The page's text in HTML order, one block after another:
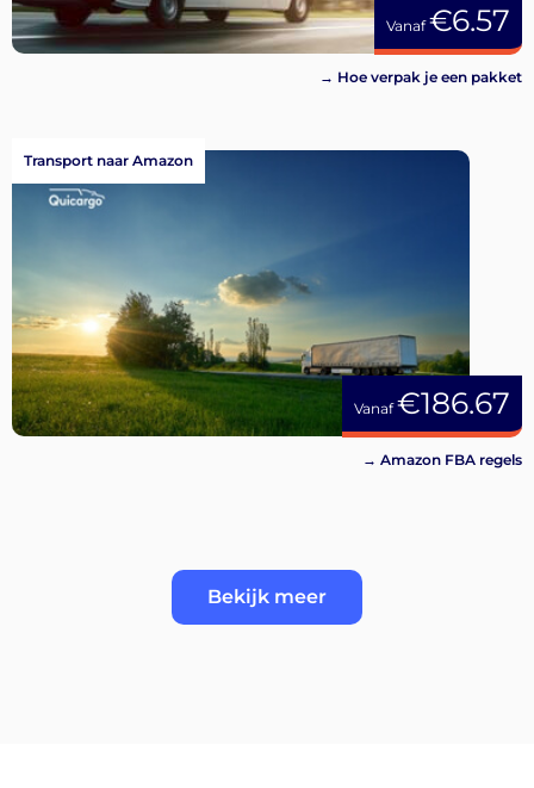
Vanaf€6.57
→ Hoe verpak je een pakket
Vanaf€186.67
Transport naar Amazon
→ Amazon FBA regels
Bekijk meer